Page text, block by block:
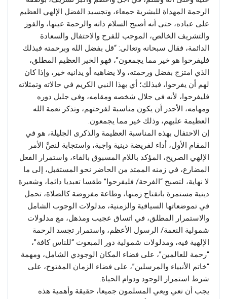
الرحمة المهداة للبشرية جمعاء، وتجسيد الفضل الإلهي العظيم
على عباده، حتى أنه أصبح السلام ذاته والرحمة عينها، والفوز
والتشريف الخالص، الموجب للفرح والاحتفال والسعادة
الدائمة، فقال سبحانه وتعالى: “قل بفضل الله وبرحمته فبذلك
فليفرحوا هو خير مما يجمعون”، فهو الخير العظيم المطلق،
الذي امتزج بفضل ورحمته، ولا يضاهيه أو يدانيه خير، وإذا كان
لهم أن يفرحوا، فبذلك؛ أي بهذا النبي الكريم في حالاته وتمثلاته
فليفرحوا، لأنه في جلال شخصه ومقامه، وفي جليل دوره
ومهامه، الأجدر أن يكون مناسبة لفرحتهم، وتذكر نعمة الله
العظيمة عليهم، وذلك خير مما يجمعون.
إن الاحتفال بهذه المناسبة العظيمة والذكرى الجليلة، هو في
المقام الأول، أداء لفريضة دينية واجبة، واستجابة لنصَّ الأمر
الإلهي الصريح، المؤكد باللام المسبوق بالفاء، واستمرار الفعل
المضارع، في زمنه الممتد من الحاضر نحو المستقبل، إلى ما
لا نهاية، لتصبح “الفرحة/ فليفرحوا” طقسا تعبديا دائما، وشعيرة
دينية مستمرة بانفتاح زمنها، وطاعة مفروضة كالصلاة، تحمل
في تموضعاتها السياقية والزمنية، مدلولات الوجوب الشامل
والاستمرار المطلق، في اتساق عجيب ومذهل، مع مدلولات
شمولية النعمة/ الرسول الأعظم، واستمرار تجسد الرحمة
الإلهية فيه، ومدلولات شمولية دور المبعوث “للناس كافة”،
“رحمة للعالمين”، على فضاء المكان الوجودي الشامل، ومهمة
“خاتم الأنبياء والمرسلين”، على فضاء الزمان المفتوح، على
شرط استمرار الوجود ودوام الحياة.
يجب أن نعي ويعي المسلمون جميعا، حقيقة وأهمية هذه